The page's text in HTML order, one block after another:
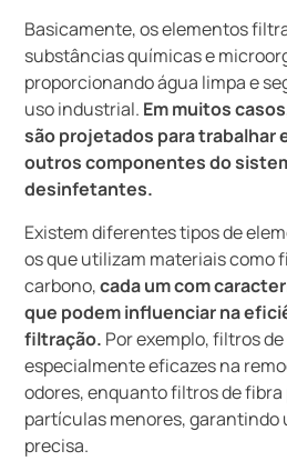
Basicamente, os elementos
substâncias químicas e
proporcionando água limpa e
uso industrial. Em muitos
são projetados para trabalhar
outros componentes do
desinfetantes.
Existem diferentes tipos de
os que utilizam materiais como
carbono,cada um com
que podem influenciar na
filtração. Por exemplo, filtros
especialmente eficazes na
odores, enquanto filtros de
partículas menores, garantindo
precisa.